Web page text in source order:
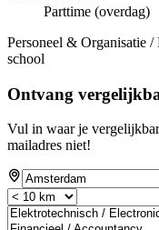
Parttime (overdag)
Personeel & Organisatie
school
Ontvang
Vul in waar je
mailadres niet!